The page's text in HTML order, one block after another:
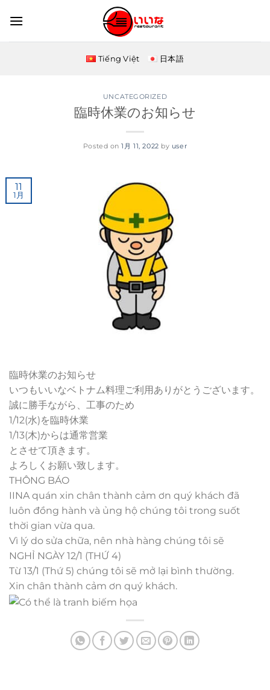
Tiếng Việt 日本語
UNCATEGORIZED
臨時休業のお知らせ
Posted on1月 11, 2022 by user
11
1月
臨時休業のお知らせ
いつもいいなベトナム料理ご利用ありがとうございます。
誠に勝手ながら、工事のため
1/12(水)を臨時休業
1/13(木)からは通常営業
とさせて頂きます。
よろしくお願い致します。
THÔNG BÁO
IINA quán xin chân thành cảm ơn quý khách đã
luôn đồng hành và ủng hộ chúng tôi trong suốt
thời gian vừa qua.
Vì lý do sửa chữa, nên nhà hàng chúng tôi sẽ
NGHỈ NGÀY 12/1 (THỨ 4)
Từ 13/1 (Thứ 5) chúng tôi sẽ mở lại bình thường.
Xin chân thành cảm ơn quý khách.